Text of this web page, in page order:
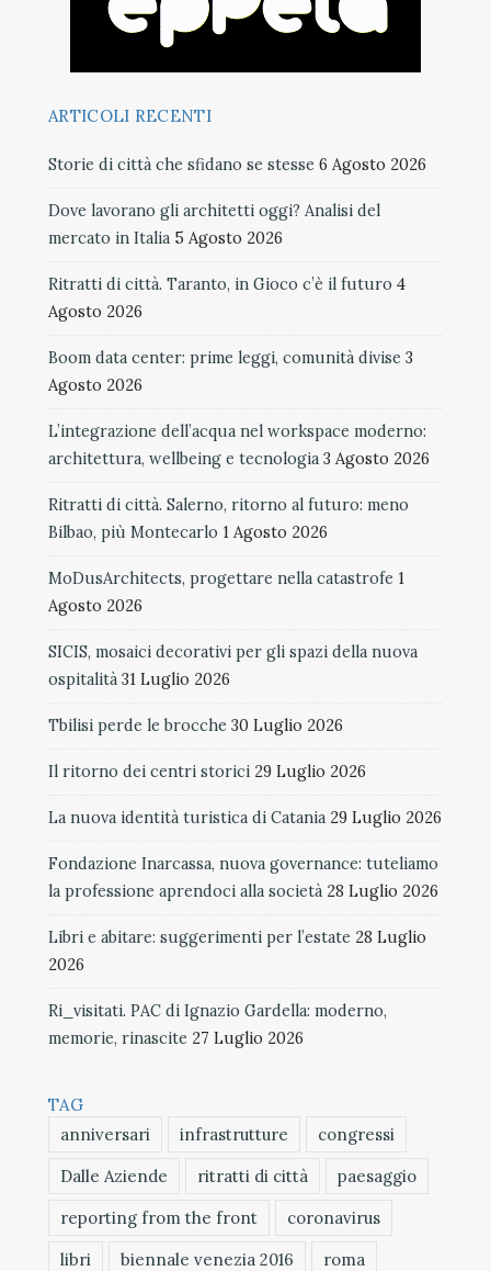
ARTICOLI RECENTI
Storie di città che sfidano se stesse 6 Agosto 2026
Dove lavorano gli architetti oggi? Analisi del
mercato in Italia 5 Agosto 2026
Ritratti di città. Taranto, in Gioco c’è il futuro 4
Agosto 2026
Boom data center: prime leggi, comunità divise 3
Agosto 2026
L’integrazione dell’acqua nel workspace moderno:
architettura, wellbeing e tecnologia 3 Agosto 2026
Ritratti di città. Salerno, ritorno al futuro: meno
Bilbao, più Montecarlo 1 Agosto 2026
MoDusArchitects, progettare nella catastrofe 1
Agosto 2026
SICIS, mosaici decorativi per gli spazi della nuova
ospitalità 31 Luglio 2026
Tbilisi perde le brocche 30 Luglio 2026
Il ritorno dei centri storici 29 Luglio 2026
La nuova identità turistica di Catania 29 Luglio 2026
Fondazione Inarcassa, nuova governance: tuteliamo
la professione aprendoci alla società 28 Luglio 2026
Libri e abitare: suggerimenti per l’estate 28 Luglio
2026
Ri_visitati. PAC di Ignazio Gardella: moderno,
memorie, rinascite 27 Luglio 2026
TAG
anniversari
infrastrutture
congressi
Dalle Aziende
ritratti di città
paesaggio
reporting from the front
coronavirus
libri
biennale venezia 2016
roma